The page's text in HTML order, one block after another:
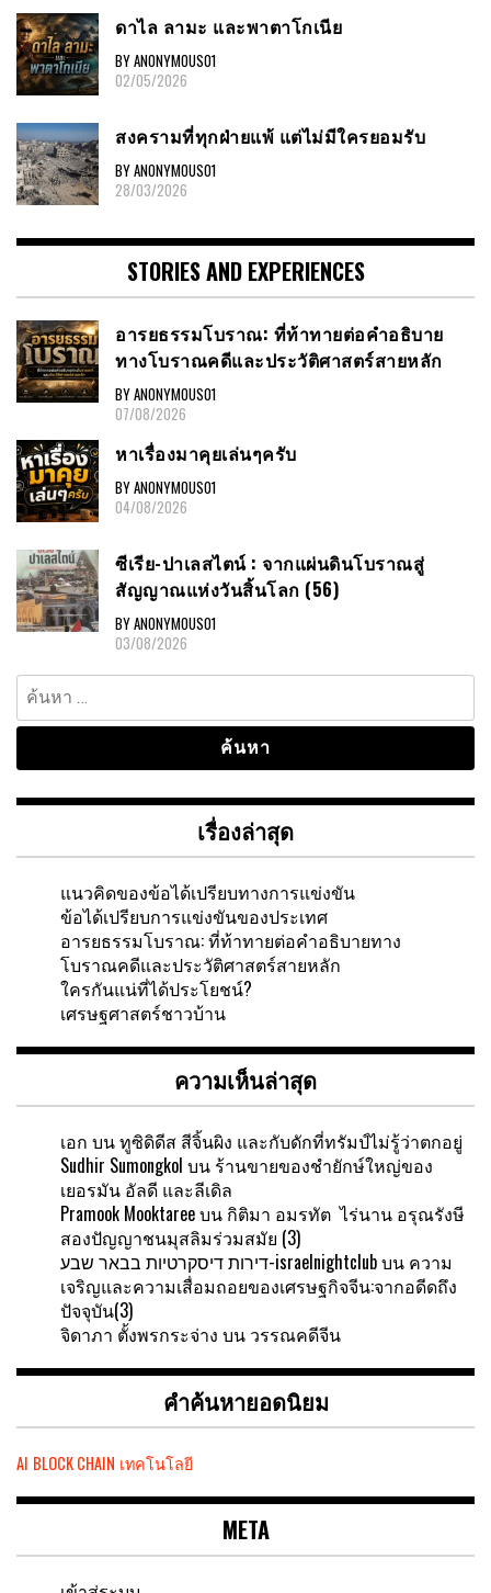
ดาไล ลามะ และพาตาโกเนีย
BY ANONYMOUS01
02/05/2026
สงครามที่ทุกฝ่ายแพ้ แต่ไม่มีใครยอมรับ
BY ANONYMOUS01
28/03/2026
STORIES AND EXPERIENCES
อารยธรรมโบราณ: ที่ท้าทายต่อคำอธิบาย
ทางโบราณคดีและประวัติศาสตร์สายหลัก
BY ANONYMOUS01
07/08/2026
หาเรื่องมาคุยเล่นๆครับ
BY ANONYMOUS01
04/08/2026
ซีเรีย-ปาเลสไตน์ : จากแผ่นดินโบราณสู่
สัญญาณแห่งวันสิ้นโลก (56)
BY ANONYMOUS01
03/08/2026
ค้นหา
สำหรับ:
เรื่องล่าสุด
แนวคิดของข้อได้เปรียบทางการแข่งขัน
ข้อได้เปรียบการแข่งขันของประเทศ
อารยธรรมโบราณ: ที่ท้าทายต่อคำอธิบายทาง
โบราณคดีและประวัติศาสตร์สายหลัก
ใครกันแน่ที่ได้ประโยชน์?
เศรษฐศาสตร์ชาวบ้าน
ความเห็นล่าสุด
เอก บนทูซิดิดีส สีจิ้นผิง และกับดักที่ทรัมป์ไม่รู้ว่าตกอยู่
Sudhir Sumongkol บน ร้านขายของชำยักษ์ใหญ่ของ
เยอรมัน อัลดี และลีเดิล
Pramook Mooktareeบน กิติมา อมรทัต ไร่นาน อรุณรังษี
สองปัญญาชนมุสลิมร่วมสมัย (3)
דירות דיסקרטיות בבאר שבע-israelnightclubบน ความ
เจริญและความเสื่อมถอยของเศรษฐกิจจีน:จากอดีดถึง
ปัจจุบัน(3)
จิดาภา ตั้งพรกระจ่าง บน วรรณคดีจีน
คำค้นหายอดนิยม
AI BLOCK CHAIN เทคโนโลยี
META